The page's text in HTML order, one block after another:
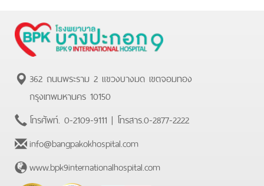
362 ถนนพระราม 2 แขวงบางมด เขตจอมทอง
กรุงเทพมหานคร 10150
โทรศัพท์. 0-2109-9111 | โทรสาร.0-2877-2222
info@bangpakokhospital.com
www.bpk9internationalhospital.com